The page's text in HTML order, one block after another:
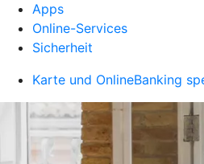
Apps
Online-Services
Sicherheit
Karte und OnlineBanking